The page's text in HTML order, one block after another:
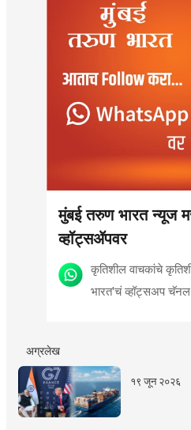
मुंबई तरुण भारत न्यूज
व्हॉट्सॲपवर
कृतिशील वाचकांचे
भारत'चं व्हॉट्सअप चॅनल
अग्रलेख
१९ जून २०२६